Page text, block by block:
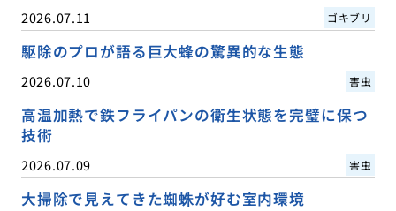
2026.07.11 ゴキブリ
駆除のプロが語る巨大蜂の驚異的な生態
2026.07.10 害虫
高温加熱で鉄フライパンの衛生状態を完璧に保つ
技術
2026.07.09 害虫
大掃除で見えてきた蜘蛛が好む室内環境